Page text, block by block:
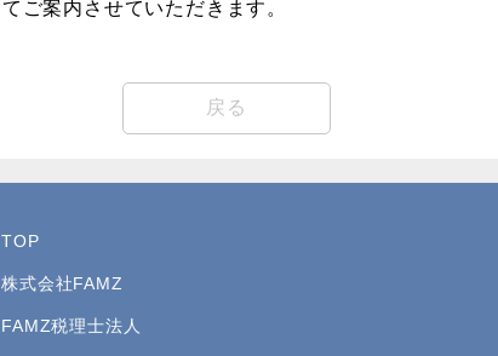
戻る
TOP
株式会社FAMZ
FAMZ税理士法人